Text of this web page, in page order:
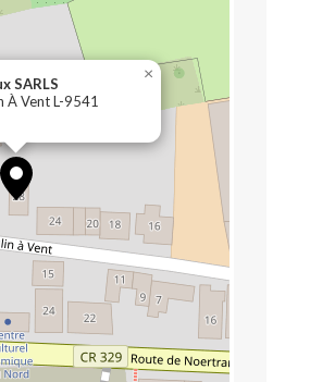
SARLS
À Vent L-9541
×